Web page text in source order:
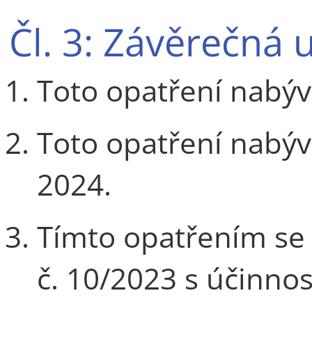
Čl. 3: Závěrečná
Toto opatření
Toto opatření
2024.
Tímto opatřením
č. 10/2023 s